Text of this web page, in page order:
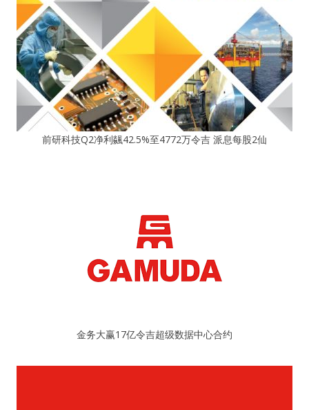
前研科技Q2净利飊42.5%至4772万令吉 派息每股2仙
金务大赢17亿令吉超级数据中心合约